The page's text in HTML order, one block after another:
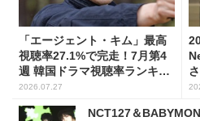
「エージェント・キム」最高
視聴率27.1%で完走！7月第4
週 韓国ドラマ視聴率ランキン
グ
2026.07.27
NCT127＆